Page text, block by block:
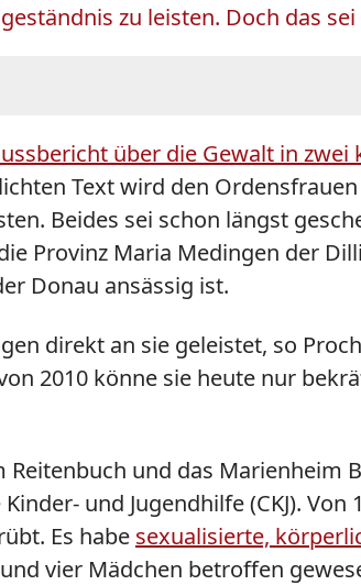
zu leisten. Doch das
über die Gewalt in zwei
Text wird den
Beides sei schon längst
Provinz Maria Medingen der
Donau ansässig ist.
direkt an sie geleistet, so
2010 könne sie heute nur
und das Marienheim
und Jugendhilfe (CKJ). Von
Es habe sexualisierte,
vier Mädchen betroffen